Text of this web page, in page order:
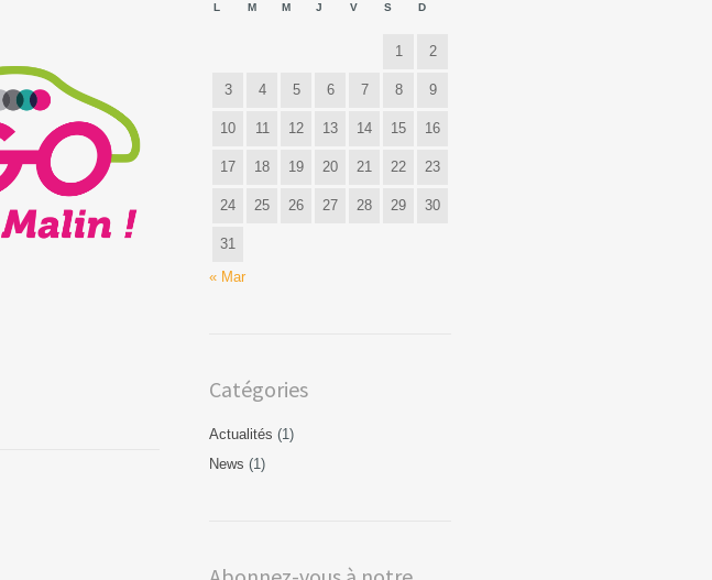
L M M J V S D
1 2
3 4 5 6 7 8 9
10 11 12 13 14 15 16
17 18 19 20 21 22 23
24 25 26 27 28 29 30
31
« Mar
Catégories
Actualités (1)
News (1)